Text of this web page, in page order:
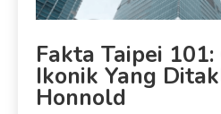
Fakta Taipei
Ikonik Yang
Honnold